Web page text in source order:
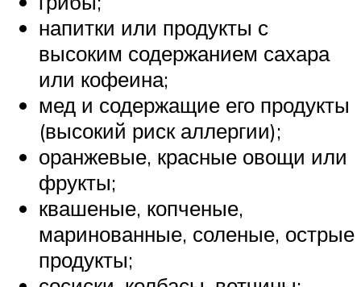
напитки или продукты с
высоким содержанием сахара
или кофеина;
мед и содержащие его продукты
(высокий риск аллергии);
оранжевые, красные овощи или
фрукты;
квашеные, копченые,
маринованные, соленые, острые
продукты;